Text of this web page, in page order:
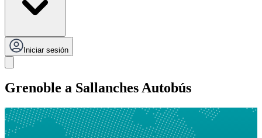
Iniciar sesión
Grenoble a Sallanches Autobús